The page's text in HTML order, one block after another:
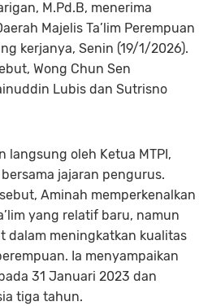
M.Pd.B, menerima
Majelis Ta’lim Perempuan
kerjanya, Senin (19/1/2026).
Wong Chun Sen
Lubis dan Sutrisno
oleh Ketua MTPI,
jajaran pengurus.
Aminah memperkenalkan
yang relatif baru, namun
dalam meningkatkan kualitas
Ia menyampaikan
31 Januari 2023 dan
tiga tahun.